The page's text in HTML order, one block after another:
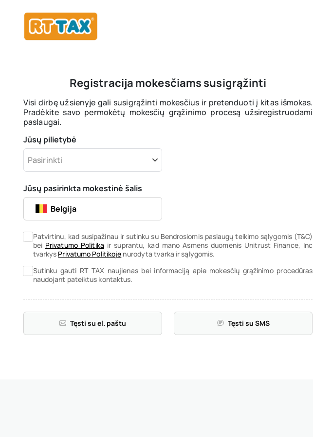
Registracija mokesčiams susigrąžinti
Visi dirbę užsienyje gali susigrąžinti mokesčius ir pretenduoti į kitas išmokas.
Pradėkite savo permokėtų mokesčių grąžinimo procesą užsiregistruodami
paslaugai.
Jūsų pilietybė
Pasirinkti
Jūsų pasirinkta mokestinė šalis
Belgija
Patvirtinu, kad susipažinau ir sutinku su Bendrosiomis paslaugų teikimo sąlygomis (T&C)
bei Privatumo Politika ir suprantu, kad mano Asmens duomenis Unitrust Finance, Inc
tvarkys Privatumo Politikoje nurodyta tvarka ir sąlygomis.
Sutinku gauti RT TAX naujienas bei informaciją apie mokesčių grąžinimo procedūras
naudojant pateiktus kontaktus.
Tęsti su el. paštu Tęsti su SMS